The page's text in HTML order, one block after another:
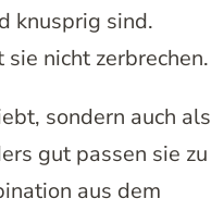
knusprig sind.
nicht zerbrechen.
sondern auch als
gut passen sie zu
aus dem